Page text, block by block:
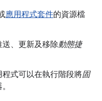
應用程式套件的資源檔
、更新及移除動態捷
式可以在執行階段將固